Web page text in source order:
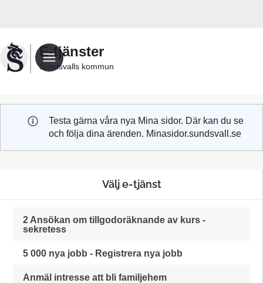
Sundsvalls
kommuns
e-
E-tjänster
Sundsvalls kommun
Testa gärna våra nya Mina sidor. Där kan du se
och följa dina ärenden. Minasidor.sundsvall.se
Välj e-tjänst
2 Ansökan om tillgodoräknande av kurs -
sekretess
5 000 nya jobb - Registrera nya jobb
Anmäl intresse att bli familjehem